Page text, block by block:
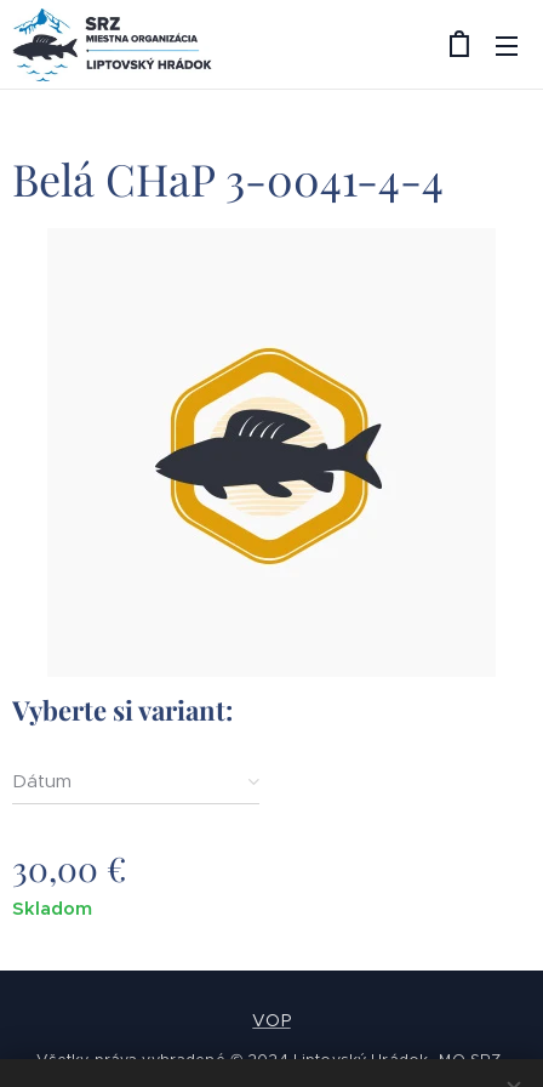
Belá CHaP 3-0041-4-4
Vyberte si variant:
Dátum
30,00 €
Skladom
VOP
Všetky práva vyhradené © 2024 Liptovský Hrádok -MO SRZ-